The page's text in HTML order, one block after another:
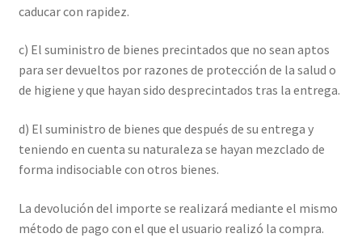
caducar con rapidez.
c) El suministro de bienes precintados que no sean aptos
para ser devueltos por razones de protección de la salud o
de higiene y que hayan sido desprecintados tras la entrega.
d) El suministro de bienes que después de su entrega y
teniendo en cuenta su naturaleza se hayan mezclado de
forma indisociable con otros bienes.
La devolución del importe se realizará mediante el mismo
método de pago con el que el usuario realizó la compra.